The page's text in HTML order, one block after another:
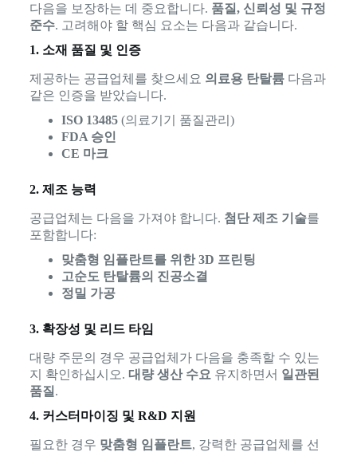
다음을 보장하는 데 중요합니다. 품질, 신뢰성 및 규정
준수. 고려해야 할 핵심 요소는 다음과 같습니다.
1. 소재 품질 및 인증
제공하는 공급업체를 찾으세요 의료용 탄탈륨다음과
같은 인증을 받았습니다.
ISO 13485(의료기기 품질관리)
FDA 승인
CE 마크
2. 제조 능력
공급업체는 다음을 가져야 합니다. 첨단 제조 기술를
포함합니다:
맞춤형 임플란트를 위한 3D 프린팅
고순도 탄탈륨의 진공소결
정밀 가공
3. 확장성 및 리드 타임
대량 주문의 경우 공급업체가 다음을 충족할 수 있는
지 확인하십시오. 대량 생산 수요 유지하면서 일관된
품질 .
4. 커스터마이징 및 R&D 지원
필요한 경우 맞춤형 임플란트, 강력한 공급업체를 선